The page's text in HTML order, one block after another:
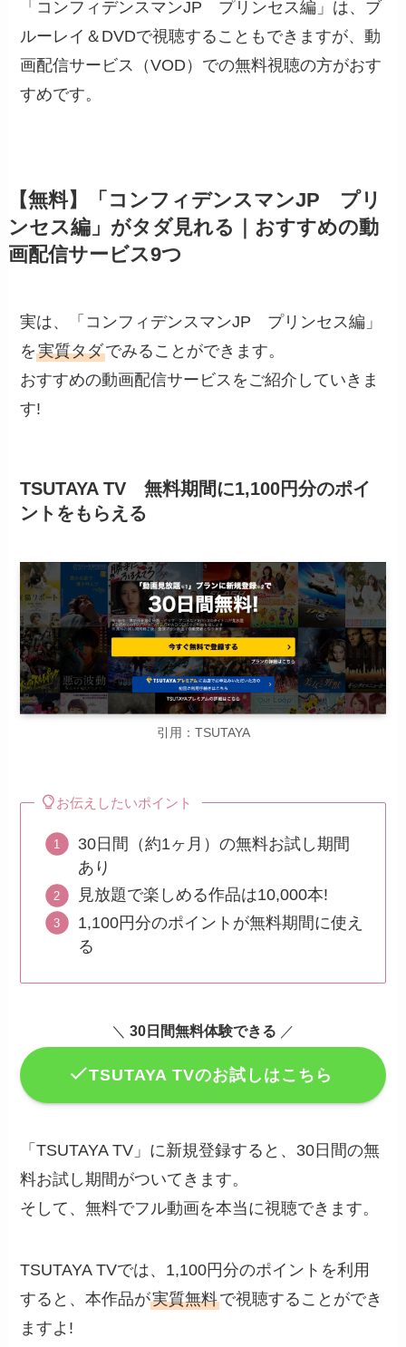
「コンフィデンスマンJP プリンセス編」は、ブ
ルーレイ＆DVDで視聴することもできますが、動
画配信サービス（VOD）での無料視聴の方がおす
すめです。
【無料】「コンフィデンスマンJP プリ
ンセス編」がタダ見れる｜おすすめの動
画配信サービス9つ
実は、「コンフィデンスマンJP プリンセス編」
を実質タダでみることができます。
おすすめの動画配信サービスをご紹介していきま
す!
TSUTAYA TV 無料期間に1,100円分のポイ
ントをもらえる
引用：TSUTAYA
お伝えしたいポイント
30日間（約1ヶ月）の無料お試し期間
あり
見放題で楽しめる作品は10,000本!
1,100円分のポイントが無料期間に使え
る
＼ 30日間無料体験できる ／
TSUTAYA TVのお試しはこちら
「TSUTAYA TV」に新規登録すると、30日間の無
料お試し期間がついてきます。
そして、無料でフル動画を本当に視聴できます。
TSUTAYA TVでは、1,100円分のポイントを利用
すると、本作品が実質無料で視聴することができ
ますよ!